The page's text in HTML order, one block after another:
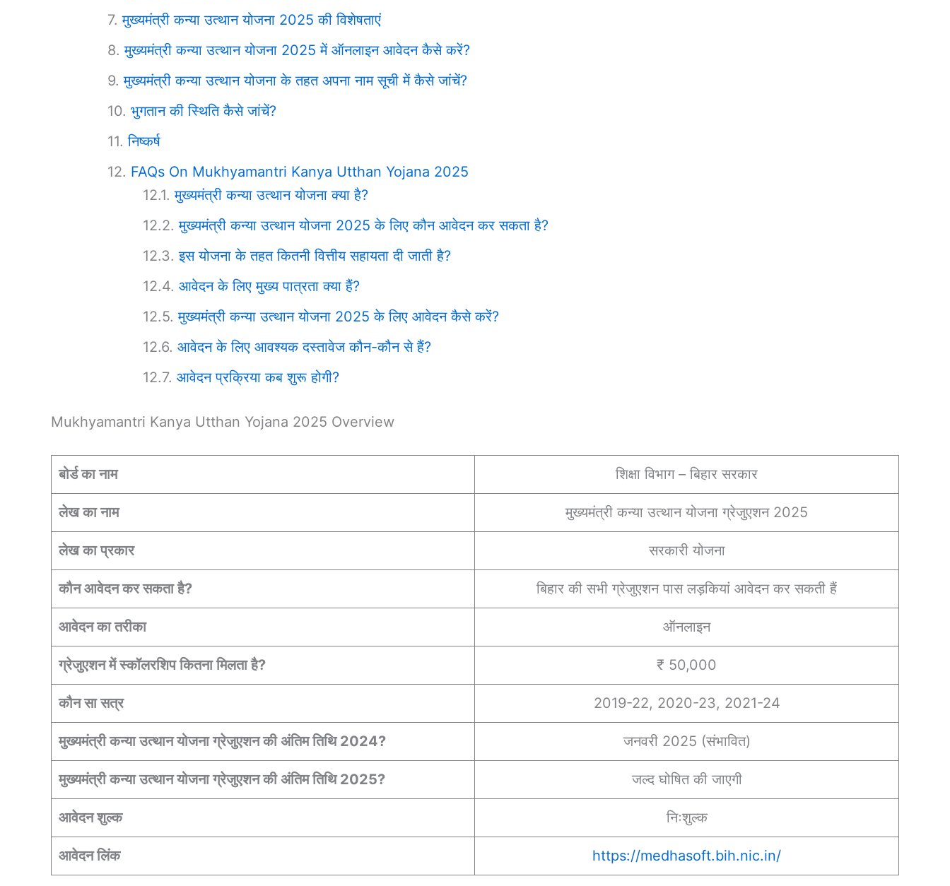
मुख्यमंत्री कन्या उत्थान योजना 2025 की विशेषताएं
मुख्यमंत्री कन्या उत्थान योजना 2025 में ऑनलाइन आवेदन कैसे करें?
मुख्यमंत्री कन्या उत्थान योजना के तहत अपना नाम सूची में कैसे जांचें?
भुगतान की स्थिति कैसे जांचें?
निष्कर्ष
FAQs On Mukhyamantri Kanya Utthan Yojana 2025
मुख्यमंत्री कन्या उत्थान योजना क्या है?
मुख्यमंत्री कन्या उत्थान योजना 2025 के लिए कौन आवेदन कर सकता है?
इस योजना के तहत कितनी वित्तीय सहायता दी जाती है?
आवेदन के लिए मुख्य पात्रता क्या हैं?
मुख्यमंत्री कन्या उत्थान योजना 2025 के लिए आवेदन कैसे करें?
आवेदन के लिए आवश्यक दस्तावेज कौन-कौन से हैं?
आवेदन प्रक्रिया कब शुरू होगी?
Mukhyamantri Kanya Utthan Yojana 2025 Overview
बोर्ड का नाम शिक्षा विभाग – बिहार सरकार
लेख का नाम मुख्यमंत्री कन्या उत्थान योजना ग्रेजुएशन 2025
लेख का प्रकार सरकारी योजना
कौन आवेदन कर सकता है? बिहार की सभी ग्रेजुएशन पास लड़कियां आवेदन कर सकती हैं
आवेदन का तरीका ऑनलाइन
ग्रेजुएशन में स्कॉलरशिप कितना मिलता है? ₹ 50,000
कौन सा सत्र 2019-22, 2020-23, 2021-24
मुख्यमंत्री कन्या उत्थान योजना ग्रेजुएशन की अंतिम तिथि 2024? जनवरी 2025 (संभावित)
मुख्यमंत्री कन्या उत्थान योजना ग्रेजुएशन की अंतिम तिथि 2025? जल्द घोषित की जाएगी
आवेदन शुल्क निःशुल्क
आवेदन लिंक https://medhasoft.bih.nic.in/